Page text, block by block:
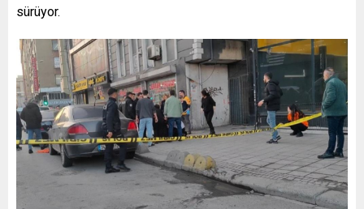
sürüyor.